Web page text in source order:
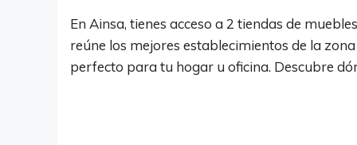
En Ainsa, tienes acceso a 2 tiendas de
reúne los mejores establecimientos de la
perfecto para tu hogar u oficina. Descubre